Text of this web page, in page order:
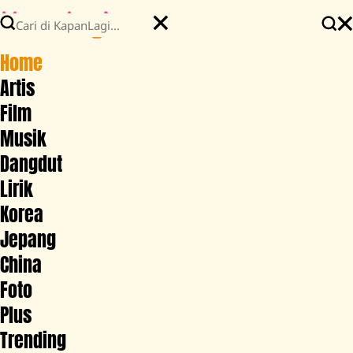
Home
Artis
Film
Musik
Dangdut
Lirik
Korea
Jepang
China
Foto
Plus
Trending